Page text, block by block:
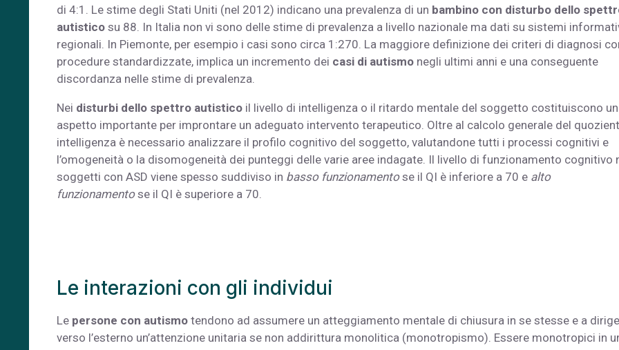
di 4:1. Le stime degli Stati Uniti (nel 2012) indicano una prevalenza di un bambino con disturbo dello
autistico su 88. In Italia non vi sono delle stime di prevalenza a livello nazionale ma dati su sistemi
regionali. In Piemonte, per esempio i casi sono circa 1:270. La maggiore definizione dei criteri di diagnosi
procedure standardizzate, implica un incremento dei casi di autismo negli ultimi anni e una conseguente
discordanza nelle stime di prevalenza.
Nei disturbi dello spettro autistico il livello di intelligenza o il ritardo mentale del soggetto costituiscono un
aspetto importante per improntare un adeguato intervento terapeutico. Oltre al calcolo generale del
intelligenza è necessario analizzare il profilo cognitivo del soggetto, valutandone tutti i processi cognitivi e
l’omogeneità o la disomogeneità dei punteggi delle varie aree indagate. Il livello di funzionamento cognitivo
soggetti con ASD viene spesso suddiviso in basso funzionamentose il QI è inferiore a 70 e alto
funzionamentose il QI è superiore a 70.
Le interazioni con gli individui
Le persone con autismo tendono ad assumere un atteggiamento mentale di chiusura in se stesse e a
verso l’esterno un’attenzione unitaria se non addirittura monolitica (monotropismo). Essere monotropici in